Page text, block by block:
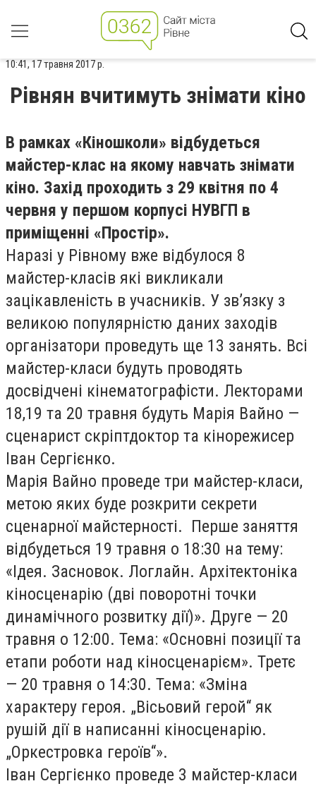
10:41, 17 травня 2017 р.
Рівнян вчитимуть знімати кіно
В рамках «Кіношколи» відбудеться
майстер-клас на якому навчать знімати
кіно. Захід проходить з 29 квітня по 4
червня у першом корпусі НУВГП в
приміщенні «Простір».
Наразі у Рівному вже відбулося 8
майстер-класів які викликали
зацікавленість в учасників. У зв’язку з
великою популярністю даних заходів
організатори проведуть ще 13 занять. Всі
майстер-класи будуть проводять
досвідчені кінематографісти. Лекторами
18,19 та 20 травня будуть Марія Вайно —
сценарист скріптдоктор та кінорежисер
Іван Сергієнко.
Марія Вайно проведе три майстер-класи,
метою яких буде розкрити секрети
сценарної майстерності. Перше заняття
відбудеться 19 травня о 18:30 на тему:
«Ідея. Засновок. Логлайн. Архітектоніка
кіносценарію (дві поворотні точки
динамічного розвитку дії)». Друге — 20
травня о 12:00. Тема: «Основні позиції та
етапи роботи над кіносценарієм». Третє
— 20 травня о 14:30. Тема: «Зміна
характеру героя. „Вісьовий герой“ як
рушій дії в написанні кіносценарію.
„Оркестровка героїв“».
Іван Сергієнко проведе 3 майстер-класи